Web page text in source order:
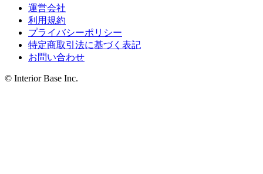
運営会社
利用規約
プライバシーポリシー
特定商取引法に基づく表記
お問い合わせ
© Interior Base Inc.